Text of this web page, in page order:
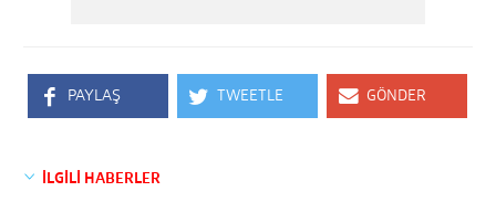
PAYLAŞ TWEETLE GÖNDER
İLGİLİ HABERLER